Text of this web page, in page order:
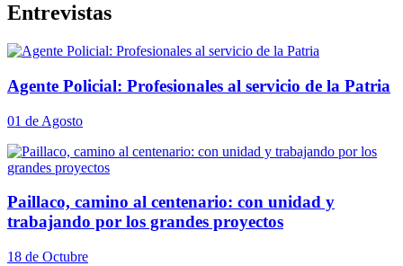
Entrevistas
Agente Policial: Profesionales al servicio de la Patria
01 de Agosto
Paillaco, camino al centenario: con unidad y
trabajando por los grandes proyectos
18 de Octubre